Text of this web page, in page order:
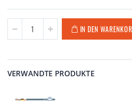
IN DEN
VERWANDTE PRODUKTE